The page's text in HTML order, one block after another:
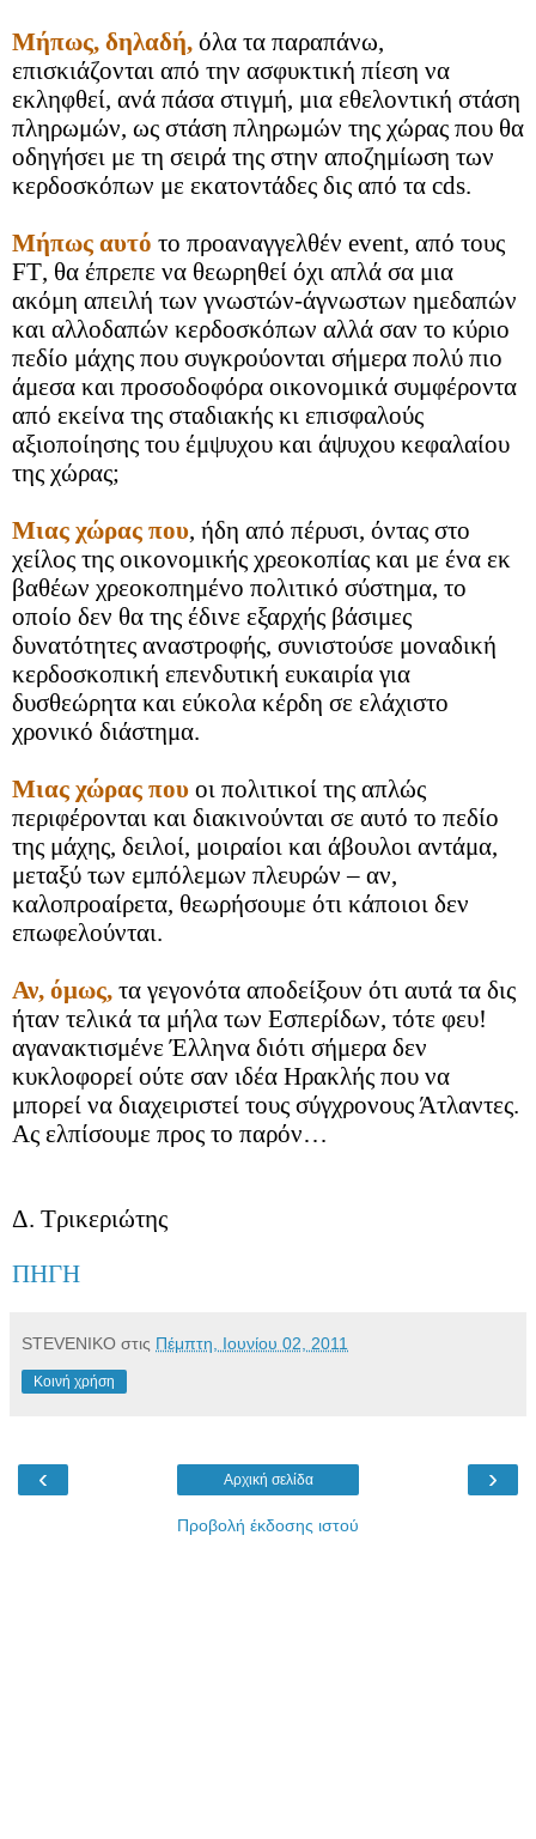
Μήπως, δηλαδή, όλα τα παραπάνω,
επισκιάζονται από την ασφυκτική πίεση να
εκληφθεί, ανά πάσα στιγμή, μια εθελοντική στάση
πληρωμών, ως στάση πληρωμών της χώρας που θα
οδηγήσει με τη σειρά της στην αποζημίωση των
κερδοσκόπων με εκατοντάδες δις από τα cds.
Μήπως αυτό το προαναγγελθέν event, από τους
FT, θα έπρεπε να θεωρηθεί όχι απλά σα μια
ακόμη απειλή των γνωστών-άγνωστων ημεδαπών
και αλλοδαπών κερδοσκόπων αλλά σαν το κύριο
πεδίο μάχης που συγκρούονται σήμερα πολύ πιο
άμεσα και προσοδοφόρα οικονομικά συμφέροντα
από εκείνα της σταδιακής κι επισφαλούς
αξιοποίησης του έμψυχου και άψυχου κεφαλαίου
της χώρας;
Μιας χώρας που, ήδη από πέρυσι, όντας στο
χείλος της οικονομικής χρεοκοπίας και με ένα εκ
βαθέων χρεοκοπημένο πολιτικό σύστημα, το
οποίο δεν θα της έδινε εξαρχής βάσιμες
δυνατότητες αναστροφής, συνιστούσε μοναδική
κερδοσκοπική επενδυτική ευκαιρία για
δυσθεώρητα και εύκολα κέρδη σε ελάχιστο
χρονικό διάστημα.
Μιας χώρας που οι πολιτικοί της απλώς
περιφέρονται και διακινούνται σε αυτό το πεδίο
της μάχης, δειλοί, μοιραίοι και άβουλοι αντάμα,
μεταξύ των εμπόλεμων πλευρών – αν,
καλοπροαίρετα, θεωρήσουμε ότι κάποιοι δεν
επωφελούνται.
Αν, όμως, τα γεγονότα αποδείξουν ότι αυτά τα δις
ήταν τελικά τα μήλα των Εσπερίδων, τότε φευ!
αγανακτισμένε Έλληνα διότι σήμερα δεν
κυκλοφορεί ούτε σαν ιδέα Ηρακλής που να
μπορεί να διαχειριστεί τους σύγχρονους Άτλαντες.
Ας ελπίσουμε προς το παρόν…
Δ. Τρικεριώτης
ΠΗΓΗ
STEVENIKO στις Πέμπτη, Ιουνίου 02, 2011
Κοινή χρήση
‹ ›
Αρχική σελίδα
Προβολή έκδοσης ιστού